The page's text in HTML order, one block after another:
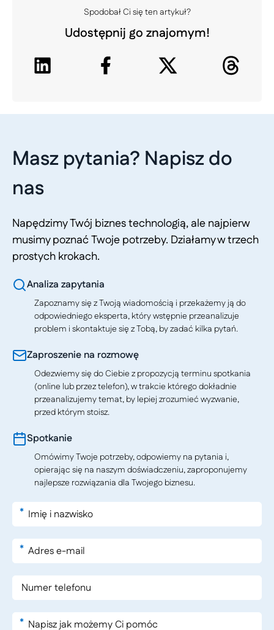
Spodobał Ci się ten artykuł?
Udostępnij go znajomym!
Masz pytania? Napisz do
nas
Napędzimy Twój biznes technologią, ale najpierw
musimy poznać Twoje potrzeby. Działamy w trzech
prostych krokach.
Analiza zapytania
Zapoznamy się z Twoją wiadomością i przekażemy ją do
odpowiedniego eksperta, który wstępnie przeanalizuje
problem i skontaktuje się z Tobą, by zadać kilka pytań.
Zaproszenie na rozmowę
Odezwiemy się do Ciebie z propozycją terminu spotkania
(online lub przez telefon), w trakcie którego dokładnie
przeanalizujemy temat, by lepiej zrozumieć wyzwanie,
przed którym stoisz.
Spotkanie
Omówimy Twoje potrzeby, odpowiemy na pytania i,
opierając się na naszym doświadczeniu, zaproponujemy
najlepsze rozwiązania dla Twojego biznesu.
*
*
*